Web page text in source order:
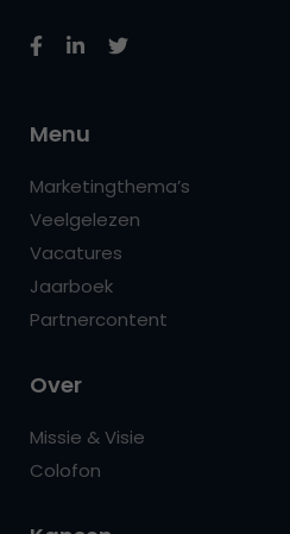
Menu
Marketingthema’s
Veelgelezen
Vacatures
Jaarboek
Partnercontent
Over
Missie & Visie
Colofon